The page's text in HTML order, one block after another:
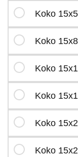
Koko
Koko
Koko
Koko
Koko
Koko